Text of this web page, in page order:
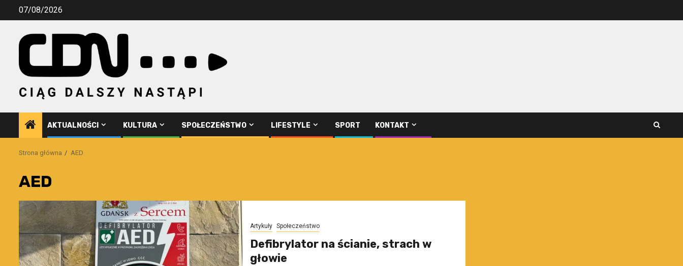
Przejdź07/08/2026
AKTUALNOŚCI KULTURA SPOŁECZEŃSTWO LIFESTYLE SPORT KONTAKT
Strona główna AED
AED
Artykuły Społeczeństwo
Defibrylator na ścianie, strach w
głowie